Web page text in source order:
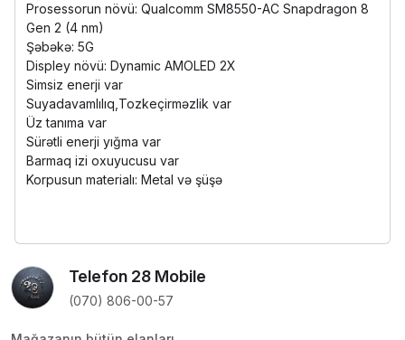
Prosessorun növü: Qualcomm SM8550-AC Snapdragon 8
Gen 2 (4 nm)
Şəbəkə: 5G
Displey növü: Dynamic AMOLED 2Х
Simsiz enerji var
Suyadavamlılıq,Tozkeçirməzlik var
Üz tanıma var
Sürətli enerji yığma var
Barmaq izi oxuyucusu var
Korpusun materialı: Metal və şüşə
Telefon 28 Mobile
(070) 806-00-57